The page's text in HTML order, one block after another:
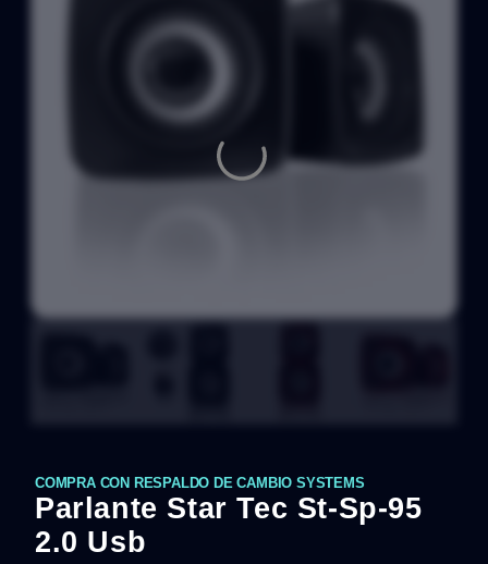
COMPRA CON RESPALDO DE CAMBIO SYSTEMS
Parlante Star Tec St-Sp-95
2.0 Usb